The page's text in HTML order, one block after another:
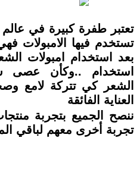
تعتبر طفرة كبيرة في عالم
تستخدم فيها الامبولات
بعد استخدام امبولات
استخدام ..وكأن
الشعر كي تتركة لامع
العناية الفائقة
ننصح الجميع بتجربة
تجربة أخرى معهم لباقي